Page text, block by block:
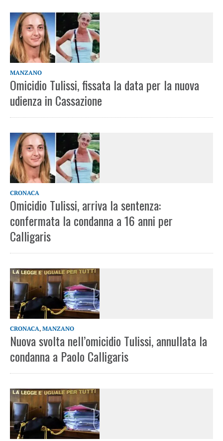
MANZANO
Omicidio Tulissi, fissata la data per la nuova
udienza in Cassazione
CRONACA
Omicidio Tulissi, arriva la sentenza:
confermata la condanna a 16 anni per
Calligaris
CRONACA, MANZANO
Nuova svolta nell’omicidio Tulissi, annullata la
condanna a Paolo Calligaris